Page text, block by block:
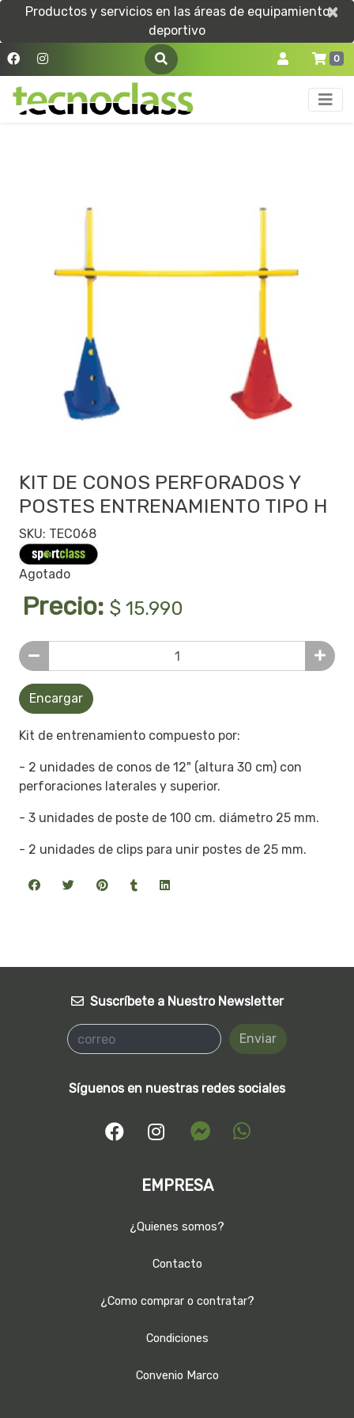
Productos y servicios en las áreas de equipamiento
deportivo
×
×
0
KIT DE CONOS PERFORADOS Y
POSTES ENTRENAMIENTO TIPO H
SKU: TEC068
Agotado
Precio: $ 15.990
Encargar
Kit de entrenamiento compuesto por:
- 2 unidades de conos de 12" (altura 30 cm) con
perforaciones laterales y superior.
- 3 unidades de poste de 100 cm. diámetro 25 mm.
- 2 unidades de clips para unir postes de 25 mm.
Suscríbete a Nuestro Newsletter
Enviar
Síguenos en nuestras redes sociales
EMPRESA
¿Quienes somos?
Contacto
¿Como comprar o contratar?
Condiciones
Convenio Marco